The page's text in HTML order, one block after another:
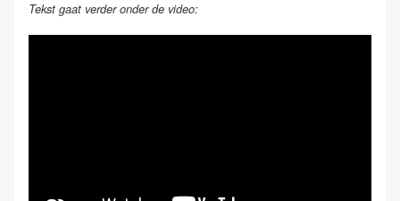
Tekst gaat verder onder de video: